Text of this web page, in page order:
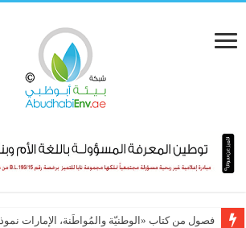
فصول من كتاب «الوطنيّة والمُواطَنة، الإمارات نموذجاً»